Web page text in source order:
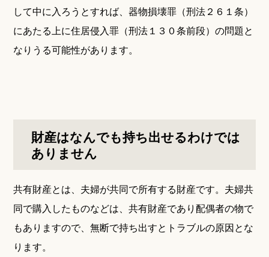
して中に入ろうとすれば、器物損壊罪（刑法２６１条）
にあたる上に住居侵入罪（刑法１３０条前段）の問題と
なりうる可能性があります。
財産はなんでも持ち出せるわけでは
ありません
共有財産とは、夫婦が共同で所有する財産です。夫婦共
同で購入したものなどは、共有財産であり配偶者の物で
もありますので、無断で持ち出すとトラブルの原因とな
ります。